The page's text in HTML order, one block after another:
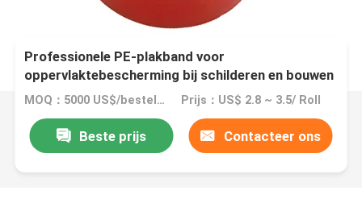
Professionele PE-plakband voor
oppervlaktebescherming bij schilderen en bouwen
MOQ：5000 US$/bestelling Prijs：US$ 2.8 ~ 3.5/ Roll
Beste prijs Contacteer ons